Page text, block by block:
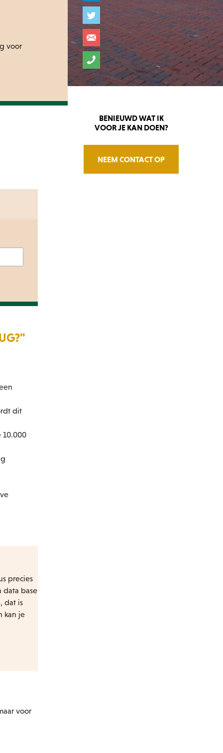
voor
BENIEUWD WAT IK
VOOR JE KAN DOEN?
NEEM CONTACT OP
dit
10.000
precies
data base
dat is
kan je
voor